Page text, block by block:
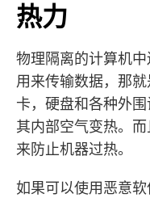
热力
物理隔离的计算机
用来传输数据，那
卡，硬盘和各种外
其内部空气变热。
来防止机器过热。
如果可以使用恶意